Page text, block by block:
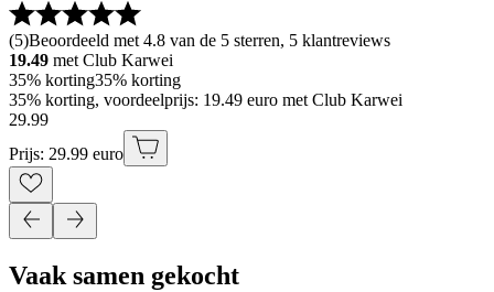
(5)Beoordeeld met 4.8 van de 5 sterren, 5 klantreviews
19.49 met Club Karwei
35% korting35% korting
35% korting, voordeelprijs: 19.49 euro met Club Karwei
29.99
Prijs: 29.99 euro
Vaak samen gekocht